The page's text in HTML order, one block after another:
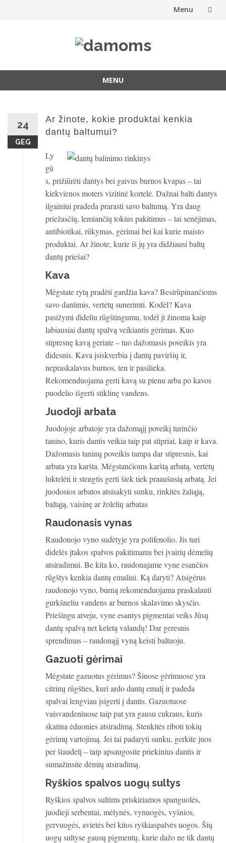
Menu
MENU
24
GEG
Ar žinote, kokie produktai kenkia
dantų baltumui?
Ly
gū
s, prižiūrėti dantys bei gaivus burnos kvapas – tai
kiekvienos moters vizitinė kortelė. Dažnai balti dantys
ilgainiui pradeda prarasti savo baltumą. Yra daug
priežasčių, lemiančių tokius pakitimus – tai senėjimas,
antibiotikai, rūkymas, gėrimai bei kai kurie maisto
produktai. Ar žinote, kurie iš jų yra didžiausi baltų
dantų priešai?
Kava
Mėgstate rytą pradėti gardžia kava? Besirūpinančioms
savo dantimis, vertėtų sunerimti. Kodėl? Kava
pasižymi dideliu rūgštingumu, todėl ji žinoma kaip
labiausiai dantų spalvą veikiantis gėrimas. Kuo
stipresnę kavą geriate – tuo dažomasis poveikis yra
didesnis. Kava įsiskverbia į dantų paviršių ir,
nepraskalavus burnos, ten ir pasilieka.
Rekomenduojama gerti kavą su pienu arba po kavos
puodelio išgerti stiklinę vandens.
Juodoji arbata
Juodojoje arbatoje yra dažomąjį poveikį turinčio
tanino, kuris dantis veikia taip pat stipriai, kaip ir kava.
Dažomasis taninų poveikis tampa dar stipresnis, kai
arbata yra karšta. Mėgstančioms karštą arbatą, vertėtų
luktelėti ir stengtis gerti šiek tiek praaušusią arbatą. Jei
juodosios arbatos atsisakyti sunku, rinkitės žaliąją,
baltąją, vaisinę ar žolelių arbatas
Raudonasis vynas
Raudonojo vyno sudėtyje yra polifenolio. Jis turi
didelės įtakos spalvos pakitimams bei įvairių dėmelių
atsiradimui. Be kita ko, raudonajame vyne esančios
rūgštys kenkia dantų emaliui. Ką daryti? Atsigėrus
raudonojo vyno, burną rekomenduojama praskalauti
gurkšneliu vandens ar burnos skalavimo skysčio.
Priešingu atveju, vyne esantys pigmentai veiks Jūsų
dantų spalvą net keletą valandų! Dar geresnis
sprendimas – raudonąjį vyną keisti baltuoju.
Gazuoti gėrimai
Mėgstate gazuotus gėrimus? Šiuose gėrimuose yra
citrinų rūgšties, kuri ardo dantų emalį ir padeda
spalvai lengviau įsigerti į dantis. Gazuotuose
vaisvandeniuose taip pat yra gausu cukraus, kuris
skatina ėduonies atsiradimą. Stenkitės riboti tokių
gėrimų vartojimą. Jei tai padaryti sunku, gerkite juos
per šiaudelį – taip apsaugosite priekinius dantis ir
sumažinsite dėmių atsiradimą.
Ryškios spalvos uogų sultys
Ryškios spalvos sultims priskiriamos spanguolės,
juodieji serbentai, mėlynės, vynuogės, vyšnios,
gervuogės, avietės bei kitos ryškiaspalvės uogos. Šių
uogų sultyse gausų pigmentų, kurie dažo ne tik dantų